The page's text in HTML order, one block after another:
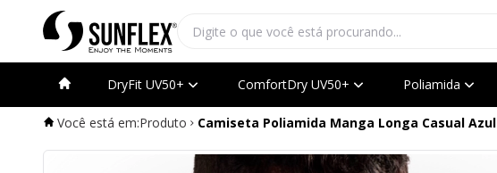
DryFit UV50+ ComfortDry UV50+ Poliamida
Você está em:Produto Camiseta Poliamida Manga Longa Casual Azul